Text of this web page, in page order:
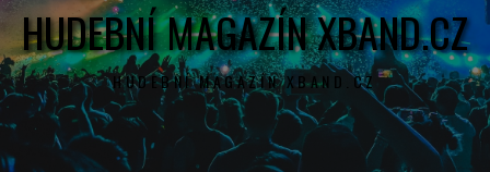
HUDEBNÍ MAGAZÍN XBAND.CZ
HUDEBNÍ MAGAZÍN XBAND.CZ